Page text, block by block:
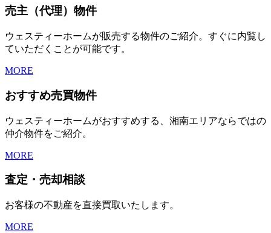
売主（代理）物件
ウェスティーホームが販売する物件のご紹介。すぐに内覧し
ていただくことが可能です。
MORE
おすすめ売買物件
ウェスティーホームがおすすめする、湘南エリアならではの
仲介物件をご紹介。
MORE
査定・売却相談
お客様の不動産を直接買取いたします。
MORE